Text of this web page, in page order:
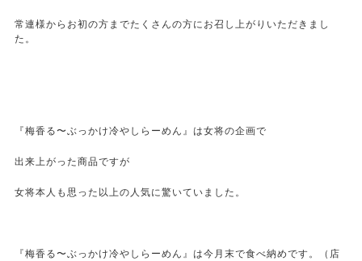
常連様からお初の方までたくさんの方にお召し上がりいただきまし
た。
『梅香る〜ぶっかけ冷やしらーめん』は女将の企画で
出来上がった商品ですが
女将本人も思った以上の人気に驚いていました。
『梅香る〜ぶっかけ冷やしらーめん』は今月末で食べ納めです。（店